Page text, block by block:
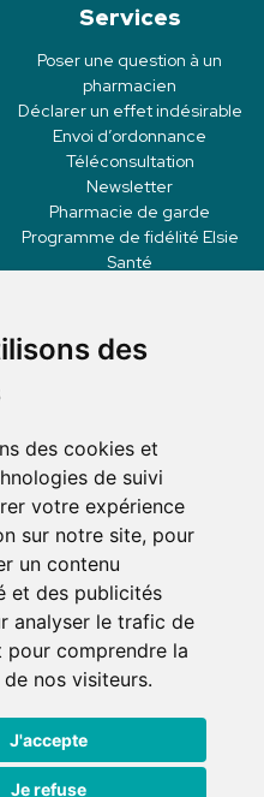
des
des cookies et
de suivi
votre expérience
sur notre site, pour
un contenu
et des publicités
analyser le trafic de
pour comprendre la
nos visiteurs.
J'accepte
Je refuse
Services
Poser une question à un
pharmacien
Déclarer un effet indésirable
Envoi d’ordonnance
Téléconsultation
Newsletter
Pharmacie de garde
Programme de fidélité Elsie
Santé
Mode de livraison